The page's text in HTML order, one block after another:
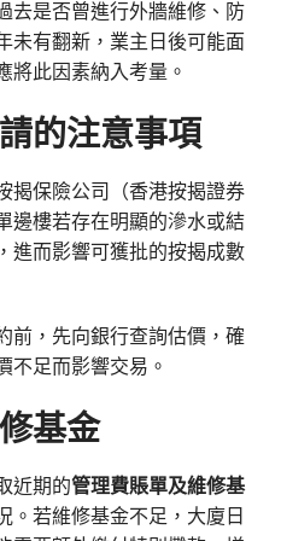
去是否曾進行外牆維修、防
未有翻新，業主日後可能面
將此因素納入考量。
的注意事項
揭保險公司（香港按揭證券
邊樓若存在明顯的滲水或結
進而影響可獲批的按揭成數
前，先向銀行查詢估價，確
不足而影響交易。
基金
近期的管理費賬單及維修基
。若維修基金不足，大廈日